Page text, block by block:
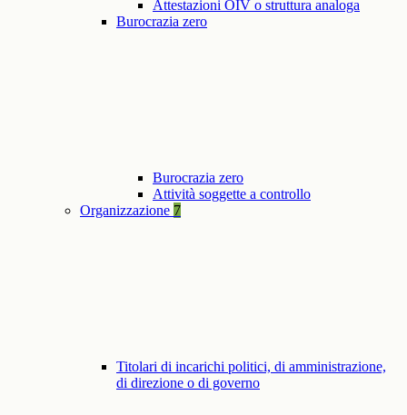
Attestazioni OIV o struttura analoga
Burocrazia zero
Burocrazia zero
Attività soggette a controllo
Organizzazione 7
Titolari di incarichi politici, di amministrazione,
di direzione o di governo